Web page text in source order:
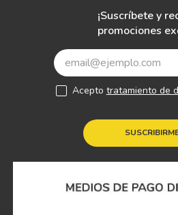
¡Suscríbete y
promociones
Acepto tratamiento de